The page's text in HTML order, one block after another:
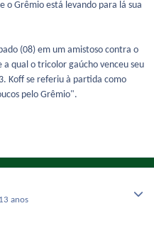
o Grêmio está levando para lá sua
(08) em um amistoso contra o
qual o tricolor gaúcho venceu seu
Koff se referiu à partida como
pelo Grêmio".
13 anos